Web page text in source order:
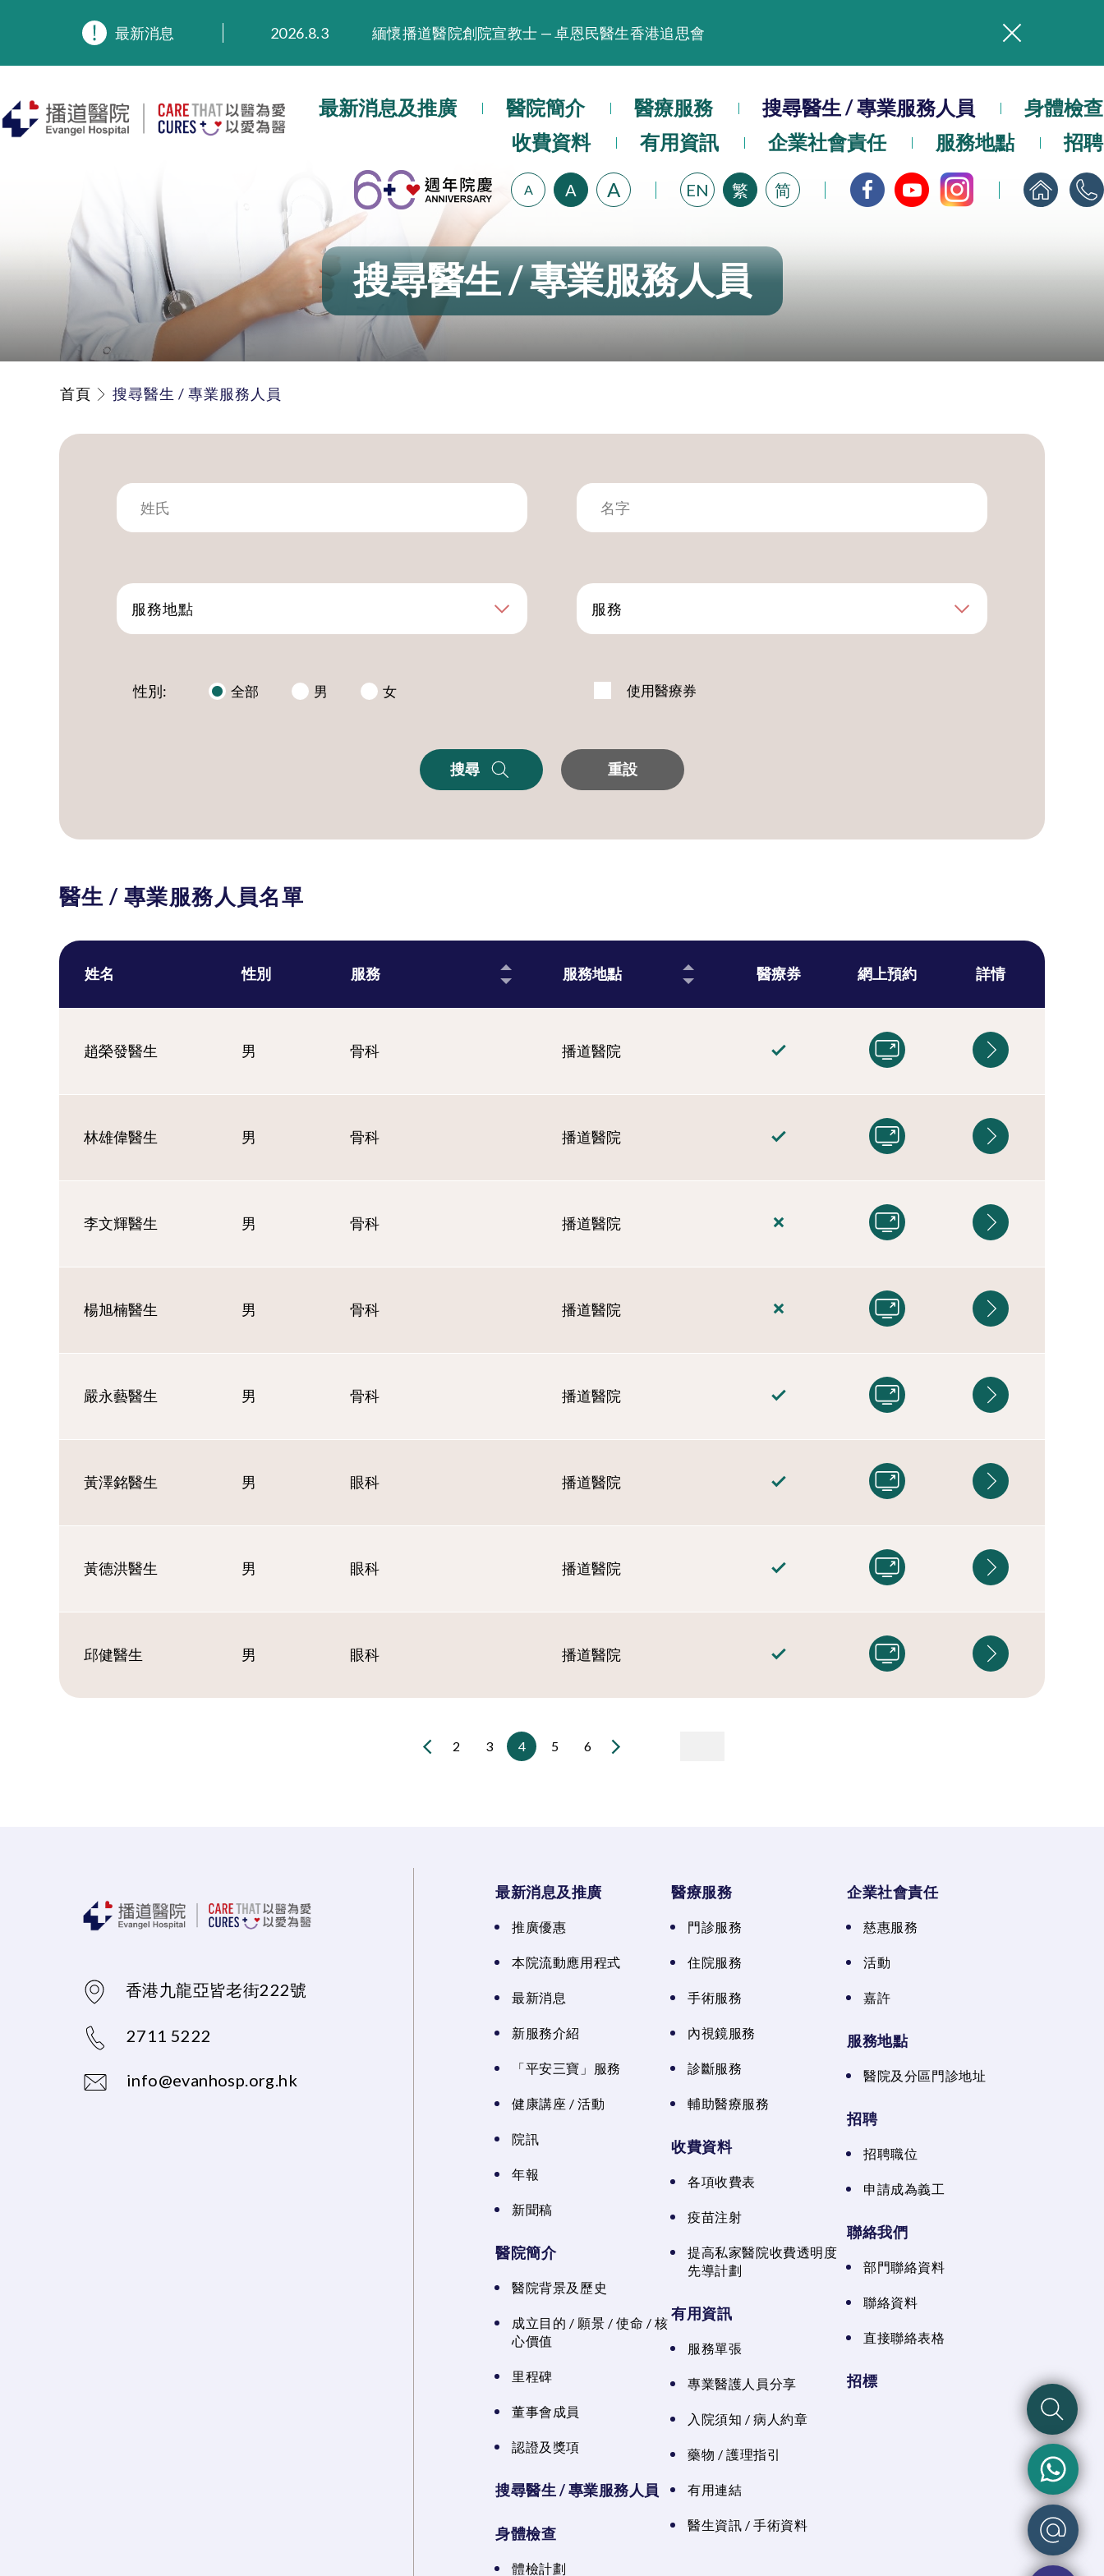
最新消息
2026.3.20
晚間門診服務延長至晚上11時
2025.11.27
播道醫院為大埔火災受災人士提供全額資助情緒支援服務
2025.8.4
播道醫院體檢服務獲客戶正面評價
2025.7.21
播道醫院手機App已推出查閱病歷記錄及求診資料功能，請即下載
最新消息及推廣 醫院簡介 醫療服務 搜尋醫生 / 專業服務人員
身體檢查
收費資料
有用資訊 企業社會責任 服務地點 招聘
A A A EN 繁 简
搜尋醫生 / 專業服務人員
首頁 搜尋醫生 / 專業服務人員
服務地點 服務
性別: 全部 男 女 使用醫療券
搜尋 重設
醫生 / 專業服務人員名單
姓名 性別 服務 服務地點 醫療券 網上預約 詳情
趙榮發醫生 男 骨科 播道醫院
林雄偉醫生 男 骨科 播道醫院
李文輝醫生 男 骨科 播道醫院
楊旭楠醫生 男 骨科 播道醫院
嚴永藝醫生 男 骨科 播道醫院
黃澤銘醫生 男 眼科 播道醫院
黃德洪醫生 男 眼科 播道醫院
邱健醫生 男 眼科 播道醫院
2 3 4 5 6
香港九龍亞皆老街222號
2711 5222
info@evanhosp.org.hk
最新消息及推廣
推廣優惠
本院流動應用程式
最新消息
新服務介紹
「平安三寶」服務
健康講座 / 活動
院訊
年報
新聞稿
醫院簡介
醫院背景及歷史
成立目的 / 願景 / 使命 / 核
心價值
里程碑
董事會成員
認證及獎項
搜尋醫生 / 專業服務人員
身體檢查
體檢計劃
醫療服務
門診服務
住院服務
手術服務
內視鏡服務
診斷服務
輔助醫療服務
收費資料
各項收費表
疫苗注射
提高私家醫院收費透明度
先導計劃
有用資訊
服務單張
專業醫護人員分享
入院須知 / 病人約章
藥物 / 護理指引
有用連結
醫生資訊 / 手術資料
企業社會責任
慈惠服務
活動
嘉許
服務地點
醫院及分區門診地址
招聘
招聘職位
申請成為義工
聯絡我們
部門聯絡資料
聯絡資料
直接聯絡表格
招標